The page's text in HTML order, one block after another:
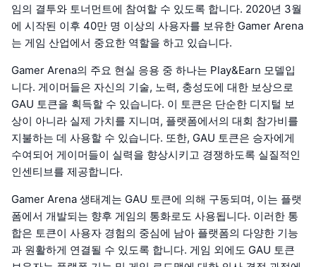
임의 결투와 토너먼트에 참여할 수 있도록 합니다. 2020년 3월
에 시작된 이후 40만 명 이상의 사용자를 보유한 Gamer Arena
는 게임 산업에서 중요한 역할을 하고 있습니다.
Gamer Arena의 주요 현실 응용 중 하나는 Play&Earn 모델입
니다. 게이머들은 자신의 기술, 노력, 충성도에 대한 보상으로
GAU 토큰을 획득할 수 있습니다. 이 토큰은 단순한 디지털 보
상이 아니라 실제 가치를 지니며, 플랫폼에서의 대회 참가비를
지불하는 데 사용할 수 있습니다. 또한, GAU 토큰은 승자에게
수여되어 게이머들이 실력을 향상시키고 경쟁하도록 실질적인
인센티브를 제공합니다.
Gamer Arena 생태계는 GAU 토큰에 의해 구동되며, 이는 플랫
폼에서 개발되는 향후 게임의 통화로도 사용됩니다. 이러한 통
합은 토큰이 사용자 경험의 중심에 남아 플랫폼의 다양한 기능
과 원활하게 연결될 수 있도록 합니다. 게임 외에도 GAU 토큰